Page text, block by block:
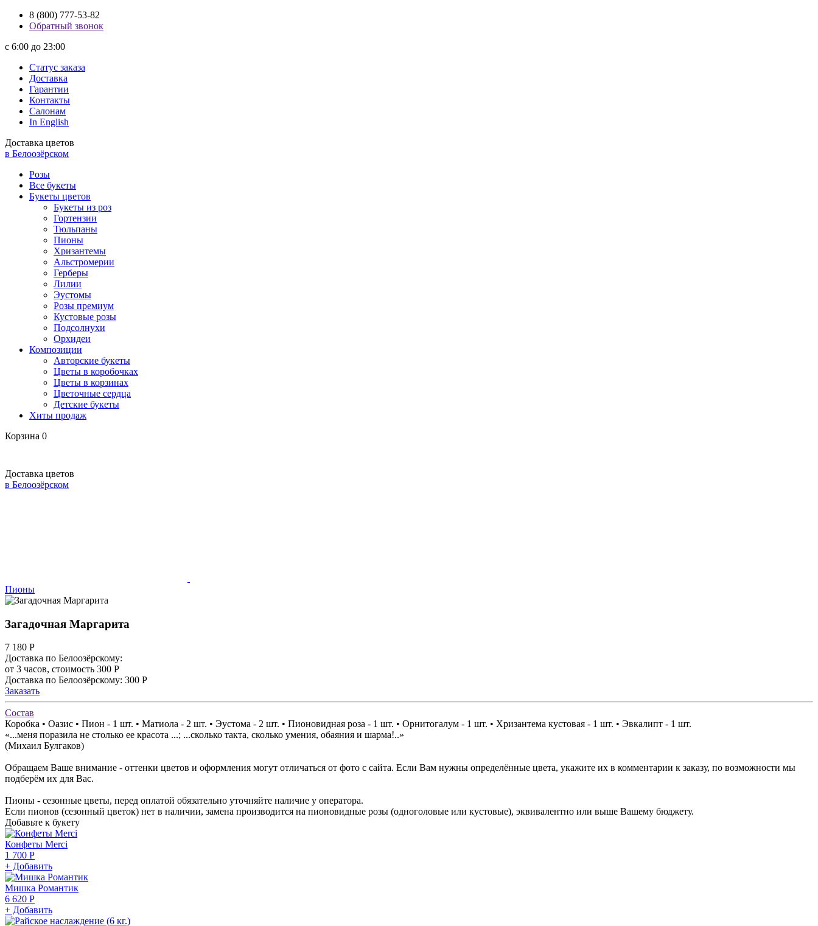
8 (800) 777-53-82
Обратный звонок
с 6:00 до 23:00
Статус заказа
Доставка
Гарантии
Контакты
Салонам
In English
Доставка цветов
в Белоозёрском
Розы
Все букеты
Букеты цветов
Букеты из роз
Гортензии
Тюльпаны
Пионы
Хризантемы
Альстромерии
Герберы
Лилии
Эустомы
Розы премиум
Кустовые розы
Подсолнухи
Орхидеи
Композиции
Авторские букеты
Цветы в коробочках
Цветы в корзинах
Цветочные сердца
Детские букеты
Хиты продаж
Корзина 0
Доставка цветов
в Белоозёрском
Пионы
Загадочная Маргарита
7 180 Р
Доставка по Белоозёрскому:
от 3 часов, стоимость 300 Р
Доставка по Белоозёрскому: 300 Р
Заказать
Состав
Коробка • Оазис • Пион - 1 шт. • Матиола - 2 шт. • Эустома - 2 шт. • Пионовидная роза - 1 шт. • Орнитогалум - 1 шт. • Хризантема кустовая - 1 шт. • Эвкалипт - 1 шт.
«...меня поразила не столько ее красота ...; ...сколько такта, сколько умения, обаяния и шарма!..»
(Михаил Булгаков)
Обращаем Ваше внимание - оттенки цветов и оформления могут отличаться от фото с сайта. Если Вам нужны определённые цвета, укажите их в комментарии к заказу, по возможности мы
подберём их для Вас.
Пионы - сезонные цветы, перед оплатой обязательно уточняйте наличие у оператора.
Если пионов (сезонный цветок) нет в наличии, замена производится на пионовидные розы (одноголовые или кустовые), эквивалентно или выше Вашему бюджету.
Добавьте к букету
Конфеты Merci
1 700 Р
+ Добавить
Мишка Романтик
6 620 Р
+ Добавить